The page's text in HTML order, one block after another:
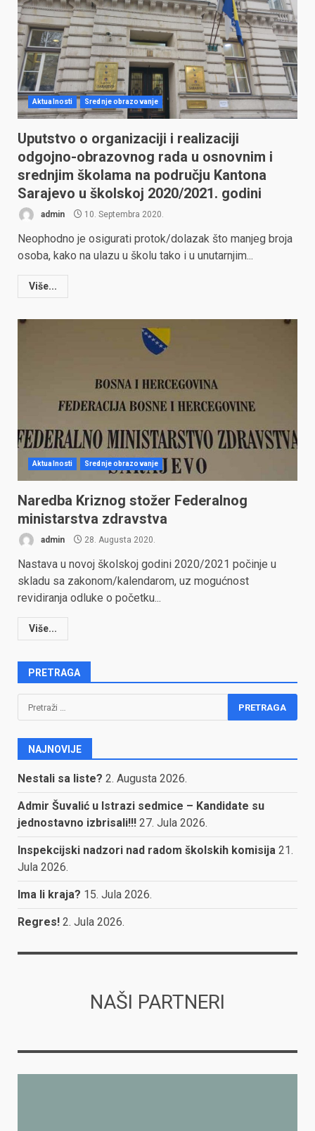
Aktualnosti Srednje obrazovanje
Uputstvo o organizaciji i realizaciji
odgojno-obrazovnog rada u osnovnim i
srednjim školama na području Kantona
Sarajevo u školskoj 2020/2021. godini
admin 10. Septembra 2020.
Neophodno je osigurati protok/dolazak što manjeg broja
osoba, kako na ulazu u školu tako i u unutarnjim...
Više...
Aktualnosti Srednje obrazovanje
Naredba Kriznog stožer Federalnog
ministarstva zdravstva
admin 28. Augusta 2020.
Nastava u novoj školskoj godini 2020/2021 počinje u
skladu sa zakonom/kalendarom, uz mogućnost
revidiranja odluke o početku...
Više...
PRETRAGA
Pretraga:
NAJNOVIJE
Nestali sa liste? 2. Augusta 2026.
Admir Šuvalić u Istrazi sedmice – Kandidate su
jednostavno izbrisali!!! 27. Jula 2026.
Inspekcijski nadzori nad radom školskih komisija 21.
Jula 2026.
Ima li kraja? 15. Jula 2026.
Regres! 2. Jula 2026.
NAŠI PARTNERI